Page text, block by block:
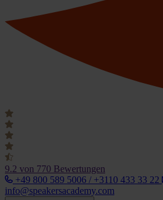
9.2 von 770 Bewertungen
+49 800 589 5006 / +3110 433 33 22
info@speakersacademy.com